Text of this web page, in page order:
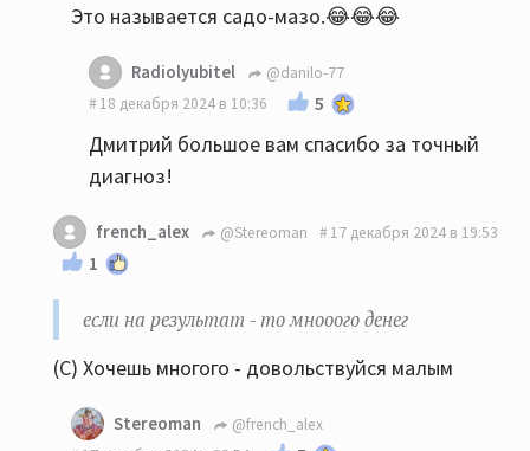
Это называется садо-мазо.😂😂😂
Radiolyubitel
@danilo-77
18 декабря 2024 в 10:36
5
Дмитрий большое вам спасибо за точный
диагноз!
french_alex @Stereoman 17 декабря 2024 в 19:53
1
если на результат - то мнооого денег
(С) Хочешь многого - довольствуйся малым
Stereoman
@french_alex